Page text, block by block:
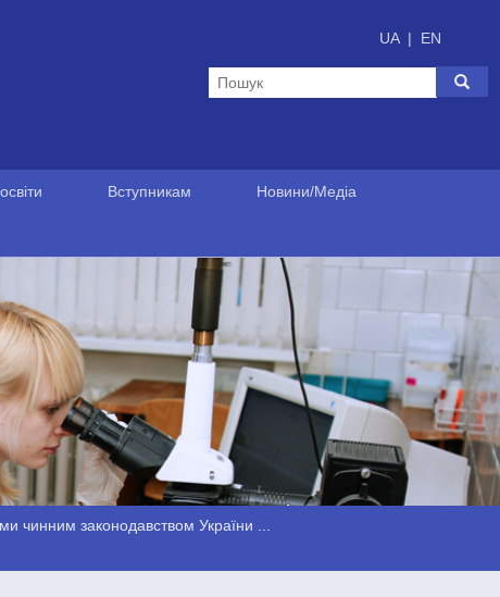
UA | EN
Вступникам Новини/Медіа
чинним законодавством України ...